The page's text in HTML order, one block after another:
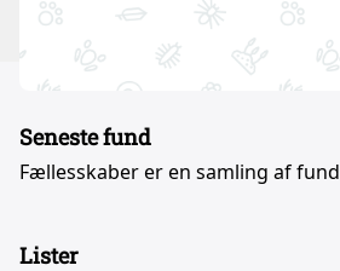
Seneste fund
Fællesskaber er en samling af
Lister